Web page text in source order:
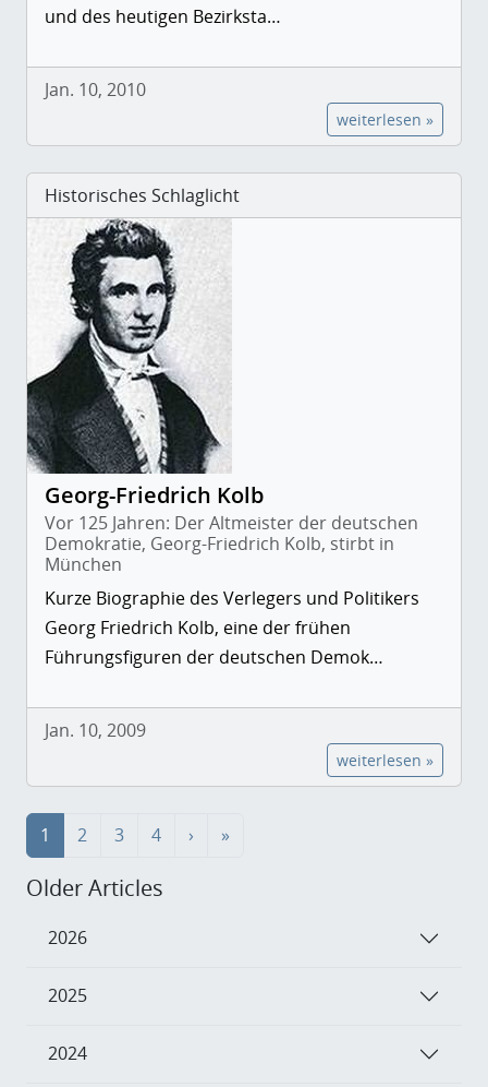
und des heutigen Bezirksta…
Jan. 10, 2010
weiterlesen »
Historisches Schlaglicht
Georg-Friedrich Kolb
Vor 125 Jahren: Der Altmeister der deutschen
Demokratie, Georg-Friedrich Kolb, stirbt in
München
Kurze Biographie des Verlegers und Politikers
Georg Friedrich Kolb, eine der frühen
Führungsfiguren der deutschen Demok…
Jan. 10, 2009
weiterlesen »
1 2 3 4 › »
Older Articles
2026
2025
2024